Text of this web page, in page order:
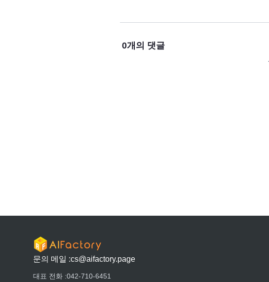
0개의 댓글
문의 메일 :cs@aifactory.page
대표 전화 :042-710-6451